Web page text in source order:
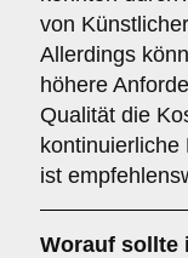
von
Allerdings
höhere
Qualität die
kontinuierliche
ist
Worauf sollte